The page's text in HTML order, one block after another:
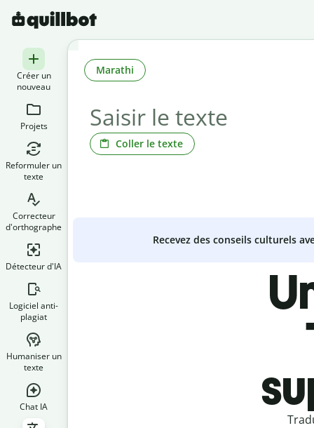
Créer un
nouveau
Projets
Reformuler un
texte
Correcteur
d'orthographe
Détecteur d'IA
Logiciel anti-
plagiat
Humaniser un
texte
Chat IA
Coller le texte
Marathi
Recevez des conseils culturels